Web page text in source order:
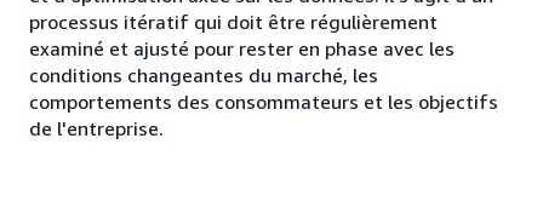
processus itératif qui doit être régulièrement
examiné et ajusté pour rester en phase avec les
conditions changeantes du marché, les
comportements des consommateurs et les objectifs
de l'entreprise.